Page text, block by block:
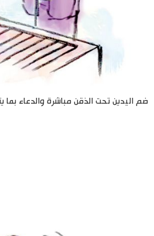
ضم اليدين تحت الذقن مباشرة والدعاء بما